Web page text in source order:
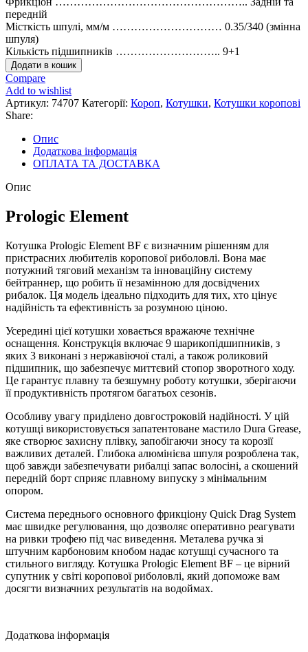
передній
Місткість шпулі, мм/м ………………………… 0.35/340 (змінна
шпуля)
Кількість підшипників ……………………….. 9+1
Котушка
Prologic
Element
6000
BF
Додати в кошик
Compare
Add to wishlist
Артикул: 74707 Категорії: Короп, Котушки, Котушки коропові
Share:
Опис
Додаткова інформація
ОПЛАТА ТА ДОСТАВКА
Опис
Prologic Element
Котушка Prologic Element BF є визначним рішенням для
пристрасних любителів коропової риболовлі. Вона має
потужний тяговий механізм та інноваційну систему
бейтраннер, що робить її незамінною для досвідчених
рибалок. Ця модель ідеально підходить для тих, хто цінує
надійність та ефективність за розумною ціною.
Усередині цієї котушки ховається вражаюче технічне
оснащення. Конструкція включає 9 шарикопідшипників, з
яких 3 виконані з нержавіючої сталі, а також роликовий
підшипник, що забезпечує миттєвий стопор зворотного ходу.
Це гарантує плавну та безшумну роботу котушки, зберігаючи
її продуктивність протягом багатьох сезонів.
Особливу увагу приділено довгостроковій надійності. У цій
котушці використовується запатентоване мастило Dura Grease,
яке створює захисну плівку, запобігаючи зносу та корозії
важливих деталей. Глибока алюмінієва шпуля розроблена так,
щоб завжди забезпечувати рибалці запас волосіні, а скошений
передній борт сприяє плавному випуску з мінімальним
опором.
Система переднього основного фрикціону Quick Drag System
має швидке регулювання, що дозволяє оперативно реагувати
на ривки трофею під час виведення. Металева ручка зі
штучним карбоновим кнобом надає котушці сучасного та
стильного вигляду. Котушка Prologic Element BF – це вірний
супутник у світі коропової риболовлі, який допоможе вам
досягти визначних результатів на водоймах.
Додаткова інформація